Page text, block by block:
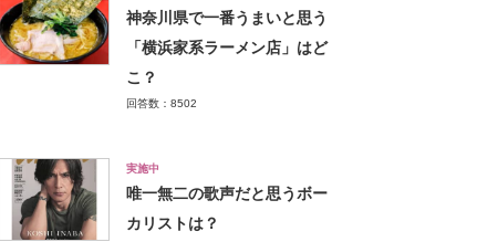
神奈川県で一番うまいと思う
「横浜家系ラーメン店」はど
こ？
回答数：8502
実施中
唯一無二の歌声だと思うボー
カリストは？